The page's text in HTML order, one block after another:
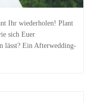
Ihr wiederholen! Plant
sich Euer
lässt? Ein Afterwedding-